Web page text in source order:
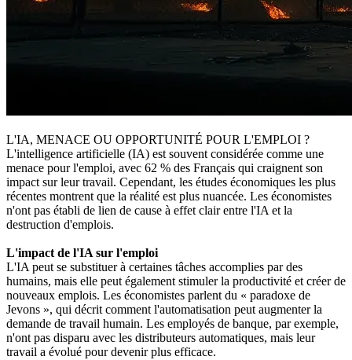
L'IA, MENACE OU OPPORTUNITÉ POUR L'EMPLOI ?
L'intelligence artificielle (IA) est souvent considérée comme une
menace pour l'emploi, avec 62 % des Français qui craignent son
impact sur leur travail. Cependant, les études économiques les plus
récentes montrent que la réalité est plus nuancée. Les économistes
n'ont pas établi de lien de cause à effet clair entre l'IA et la
destruction d'emplois.
L'impact de l'IA sur l'emploi
L'IA peut se substituer à certaines tâches accomplies par des
humains, mais elle peut également stimuler la productivité et créer de
nouveaux emplois. Les économistes parlent du « paradoxe de
Jevons », qui décrit comment l'automatisation peut augmenter la
demande de travail humain. Les employés de banque, par exemple,
n'ont pas disparu avec les distributeurs automatiques, mais leur
travail a évolué pour devenir plus efficace.